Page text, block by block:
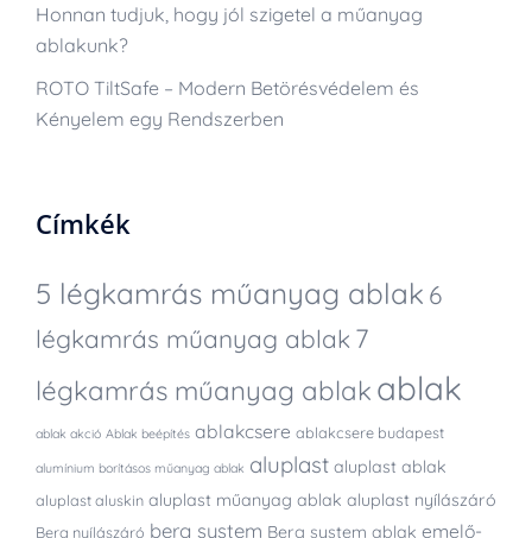
Honnan tudjuk, hogy jól szigetel a műanyag
ablakunk?
ROTO TiltSafe – Modern Betörésvédelem és
Kényelem egy Rendszerben
Címkék
5 légkamrás műanyag ablak 6
légkamrás műanyag ablak 7
légkamrás műanyag ablak ablak
ablak akció Ablak beépítés ablakcsere ablakcsere budapest
alumínium borításos műanyag ablak aluplast aluplast ablak
aluplast aluskin aluplast műanyag ablak aluplast nyílászáró
Berg nyílászáró berg system Berg system ablak emelő-